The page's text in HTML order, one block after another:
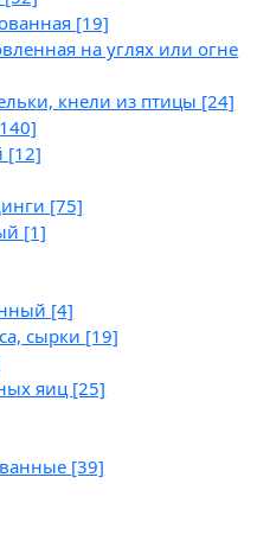
[19]
на углях или огне
кнели из птицы [24]
[12]
[75]
[1]
[4]
сырки [19]
яиц [25]
[39]